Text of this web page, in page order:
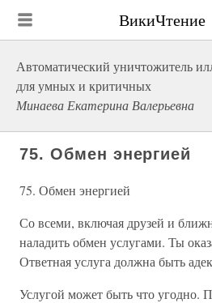
ВикиЧтение
Автоматический уничтожитель
для умных и критичных
Минаева Екатерина Валерьевна
75. Обмен энергией
75. Обмен энергией
Со всеми, включая друзей и
наладить обмен услугами. Ты
Ответная услуга должна быть
Услугой может быть что угодно.